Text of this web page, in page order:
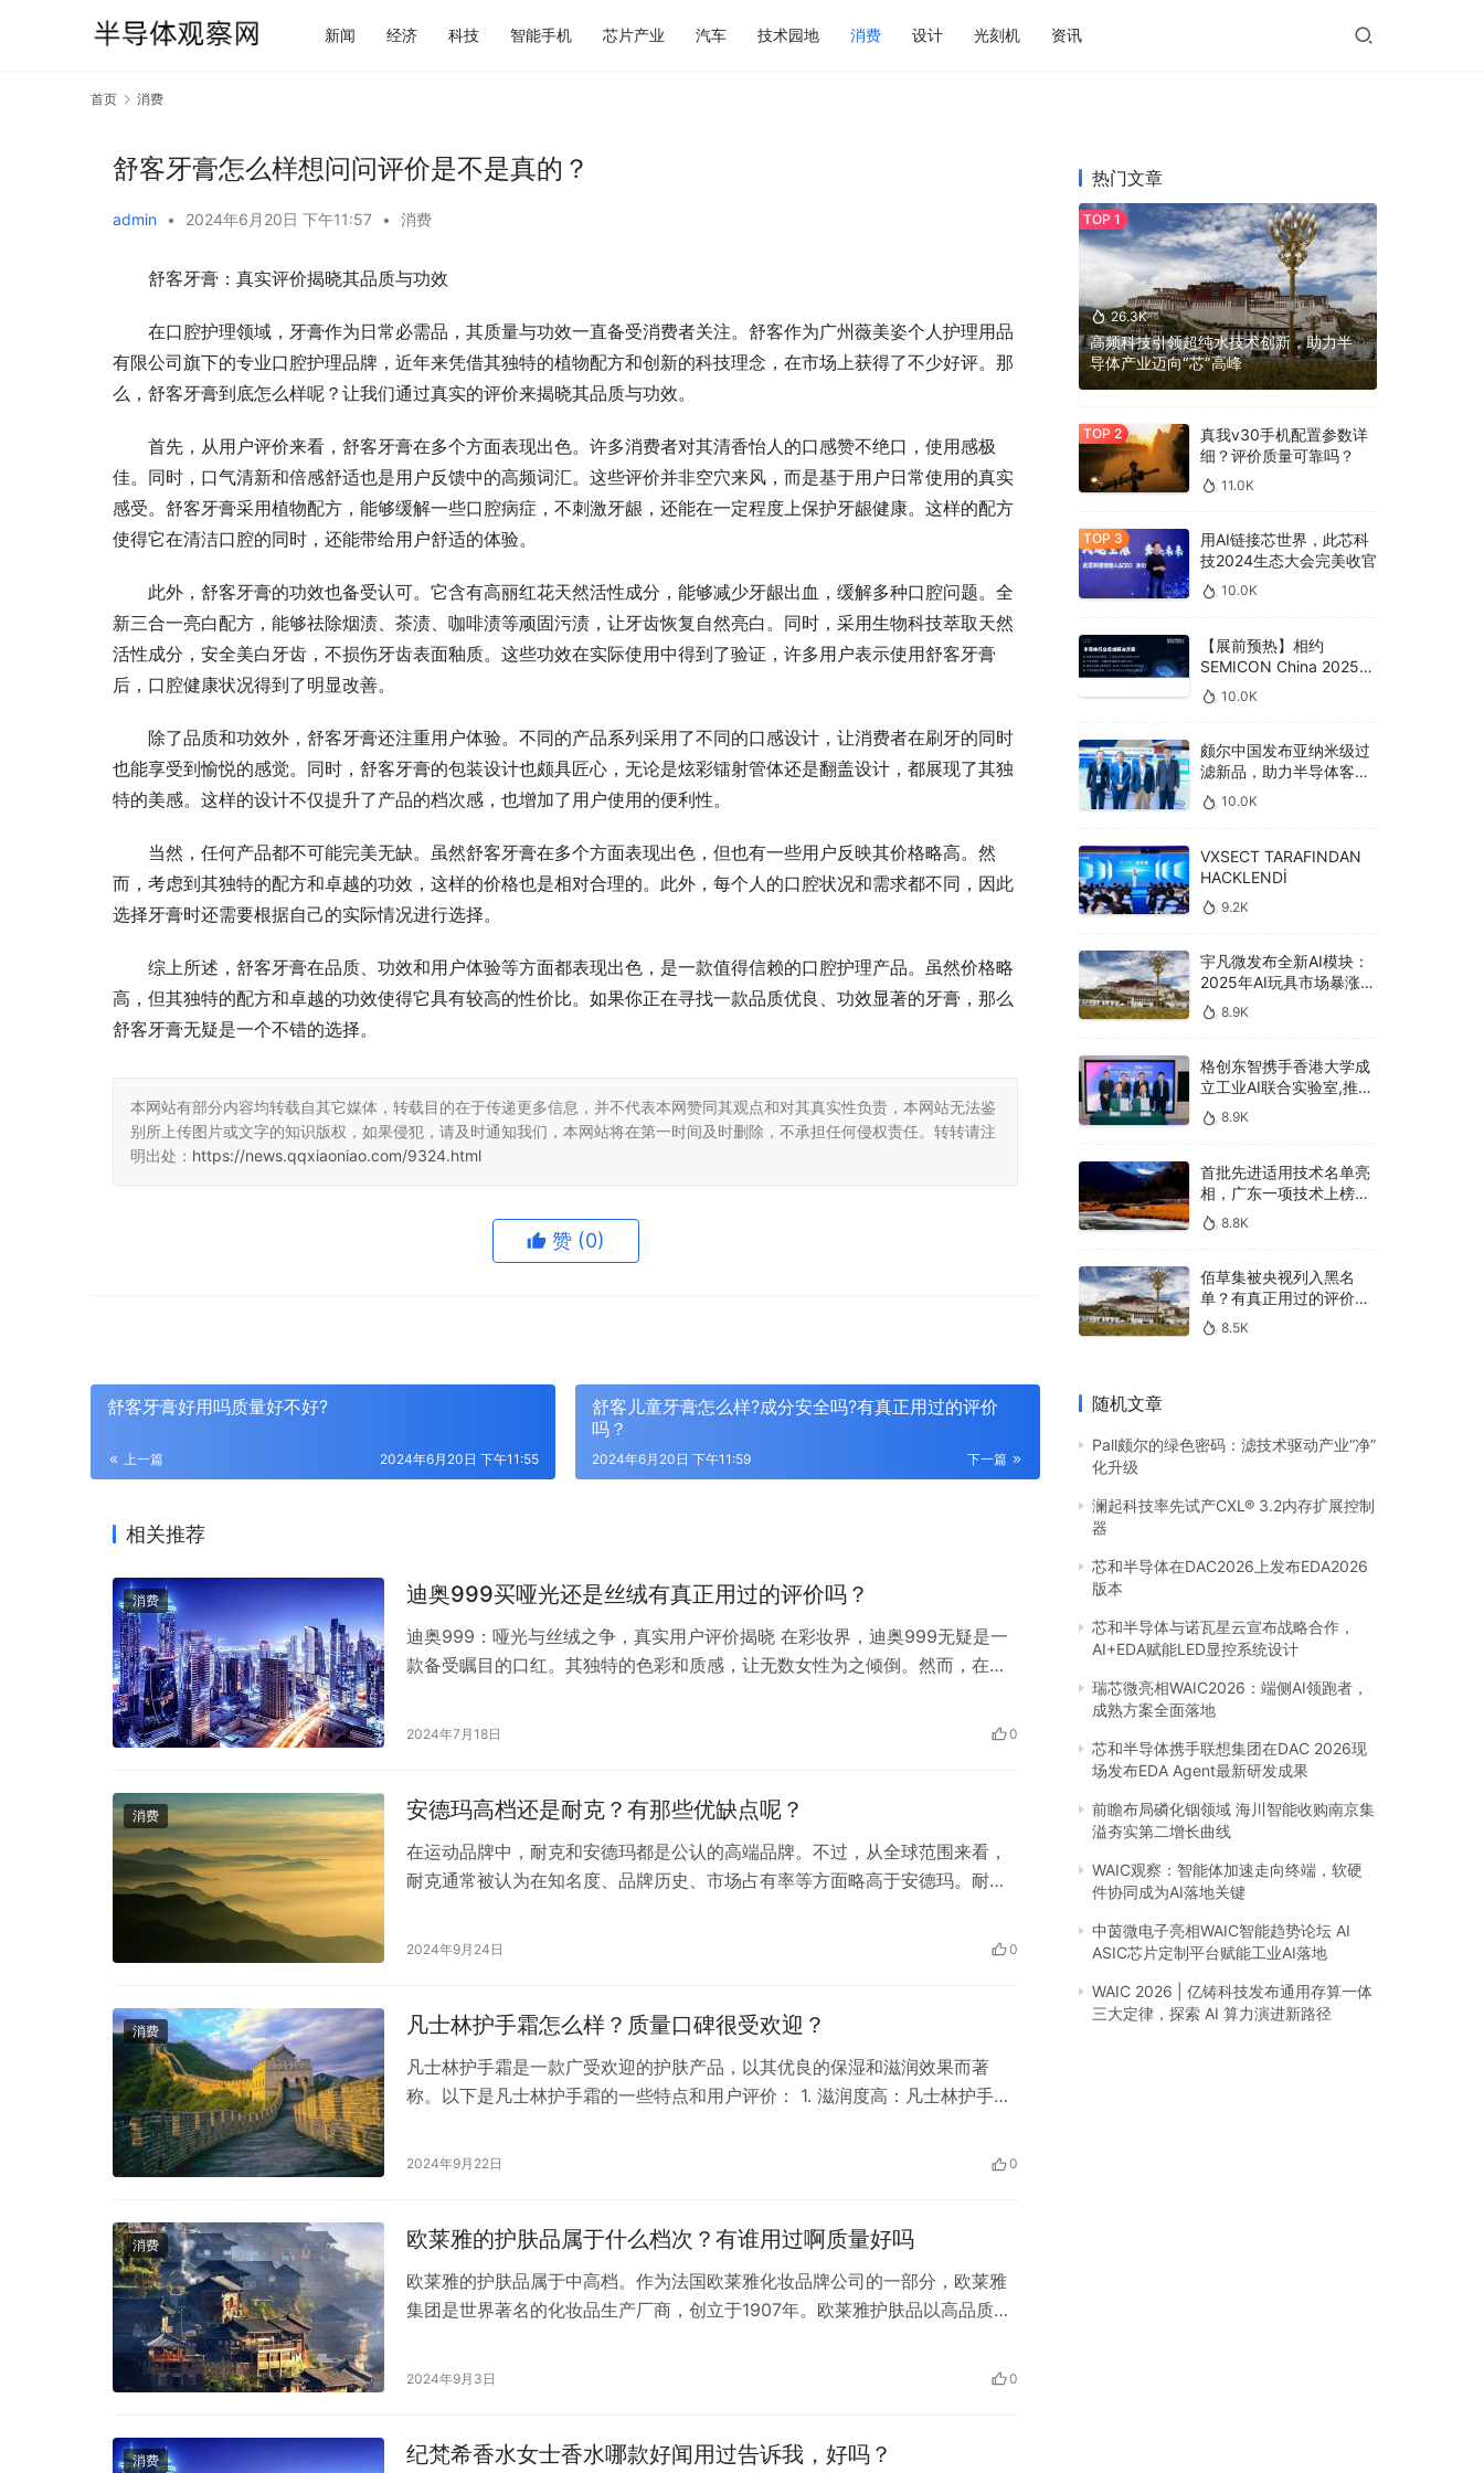
新闻 经济 科技 智能手机 芯片产业 汽车 技术园地 消费 设计 光刻机 资讯
首页 消费
舒客牙膏怎么样想问问评价是不是真的？
admin • 2024年6月20日 下午11:57 • 消费
舒客牙膏：真实评价揭晓其品质与功效
在口腔护理领域，牙膏作为日常必需品，其质量与功效一直备受消费者关注。舒客作为广州薇美姿个人护理用品
有限公司旗下的专业口腔护理品牌，近年来凭借其独特的植物配方和创新的科技理念，在市场上获得了不少好评。那
么，舒客牙膏到底怎么样呢？让我们通过真实的评价来揭晓其品质与功效。
首先，从用户评价来看，舒客牙膏在多个方面表现出色。许多消费者对其清香怡人的口感赞不绝口，使用感极
佳。同时，口气清新和倍感舒适也是用户反馈中的高频词汇。这些评价并非空穴来风，而是基于用户日常使用的真实
感受。舒客牙膏采用植物配方，能够缓解一些口腔病症，不刺激牙龈，还能在一定程度上保护牙龈健康。这样的配方
使得它在清洁口腔的同时，还能带给用户舒适的体验。
此外，舒客牙膏的功效也备受认可。它含有高丽红花天然活性成分，能够减少牙龈出血，缓解多种口腔问题。全
新三合一亮白配方，能够祛除烟渍、茶渍、咖啡渍等顽固污渍，让牙齿恢复自然亮白。同时，采用生物科技萃取天然
活性成分，安全美白牙齿，不损伤牙齿表面釉质。这些功效在实际使用中得到了验证，许多用户表示使用舒客牙膏
后，口腔健康状况得到了明显改善。
除了品质和功效外，舒客牙膏还注重用户体验。不同的产品系列采用了不同的口感设计，让消费者在刷牙的同时
也能享受到愉悦的感觉。同时，舒客牙膏的包装设计也颇具匠心，无论是炫彩镭射管体还是翻盖设计，都展现了其独
特的美感。这样的设计不仅提升了产品的档次感，也增加了用户使用的便利性。
当然，任何产品都不可能完美无缺。虽然舒客牙膏在多个方面表现出色，但也有一些用户反映其价格略高。然
而，考虑到其独特的配方和卓越的功效，这样的价格也是相对合理的。此外，每个人的口腔状况和需求都不同，因此
选择牙膏时还需要根据自己的实际情况进行选择。
综上所述，舒客牙膏在品质、功效和用户体验等方面都表现出色，是一款值得信赖的口腔护理产品。虽然价格略
高，但其独特的配方和卓越的功效使得它具有较高的性价比。如果你正在寻找一款品质优良、功效显著的牙膏，那么
舒客牙膏无疑是一个不错的选择。
本网站有部分内容均转载自其它媒体，转载目的在于传递更多信息，并不代表本网赞同其观点和对其真实性负责，本网站无法鉴
别所上传图片或文字的知识版权，如果侵犯，请及时通知我们，本网站将在第一时间及时删除，不承担任何侵权责任。转转请注
明出处： https://news.qqxiaoniao.com/9324.html
赞 (0)
舒客牙膏好用吗质量好不好?
上一篇 2024年6月20日 下午11:55
舒客儿童牙膏怎么样?成分安全吗?有真正用过的评价
吗？
下一篇
2024年6月20日 下午11:59
相关推荐
消费 迪奥999买哑光还是丝绒有真正用过的评价吗？
迪奥999：哑光与丝绒之争，真实用户评价揭晓 在彩妆界，迪奥999无疑是一
款备受瞩目的口红。其独特的色彩和质感，让无数女性为之倾倒。然而，在购
们就来听听那些真正使用过这两款口红的用户评价，看看哪款更适合你。 首
2024年7月18日 0
消费 安德玛高档还是耐克？有那些优缺点呢？
在运动品牌中，耐克和安德玛都是公认的高端品牌。不过，从全球范围来看，
耐克通常被认为在知名度、品牌历史、市场占有率等方面略高于安德玛。耐克
耐克以其独特的设计和创新技术闻名于世，尤其是在运动鞋领域，耐克经常推
2024年9月24日 0
消费 凡士林护手霜怎么样？质量口碑很受欢迎？
凡士林护手霜是一款广受欢迎的护肤产品，以其优良的保湿和滋润效果而著
称。以下是凡士林护手霜的一些特点和用户评价： 1. 滋润度高：凡士林护手霜
干燥时使用。 2. 保湿效果好：用户普遍对凡士林护手霜的保湿效果表示满意，
2024年9月22日 0
消费 欧莱雅的护肤品属于什么档次？有谁用过啊质量好吗
欧莱雅的护肤品属于中高档。作为法国欧莱雅化妆品牌公司的一部分，欧莱雅
集团是世界著名的化妆品生产厂商，创立于1907年。欧莱雅护肤品以高品质和
到特殊护理的全方位护肤产品，包括洁面、爽肤水、乳液、面霜、眼霜、防晒
2024年9月3日 0
消费 纪梵希香水女士香水哪款好闻用过告诉我，好吗？
热门文章
26.3K
高频科技引领超纯水技术创新，助力半
导体产业迈向“芯”高峰
真我v30手机配置参数详
细？评价质量可靠吗？
11.0K
用AI链接芯世界，此芯科
技2024生态大会完美收官
10.0K
【展前预热】相约
SEMICON China 2025，
德克威尔总线解决方案革
新助力半导体设备高效升
10.0K
颇尔中国发布亚纳米级过
滤新品，助力半导体客户
良率提升
10.0K
VXSECT TARAFINDAN
HACKLENDİ
9.2K
宇凡微发布全新AI模块：
2025年AI玩具市场暴涨
400亿，90%传统厂商的
生死战即将打响
8.9K
格创东智携手香港大学成
立工业AI联合实验室,推进
AMHS智能物料搬运调度
系统研发
8.9K
首批先进适用技术名单亮
相，广东一项技术上榜，
有何独特之处？
8.8K
佰草集被央视列入黑名
单？有真正用过的评价
吗？8.5K
随机文章
Pall颇尔的绿色密码：滤技术驱动产业“净”
化升级
澜起科技率先试产CXL® 3.2内存扩展控制
器
芯和半导体在DAC2026上发布EDA2026
版本
芯和半导体与诺瓦星云宣布战略合作，
AI+EDA赋能LED显控系统设计
瑞芯微亮相WAIC2026：端侧AI领跑者，
成熟方案全面落地
芯和半导体携手联想集团在DAC 2026现
场发布EDA Agent最新研发成果
前瞻布局磷化铟领域 海川智能收购南京集
溢夯实第二增长曲线
WAIC观察：智能体加速走向终端，软硬
件协同成为AI落地关键
中茵微电子亮相WAIC智能趋势论坛 AI
ASIC芯片定制平台赋能工业AI落地
WAIC 2026 | 亿铸科技发布通用存算一体
三大定律，探索 AI 算力演进新路径